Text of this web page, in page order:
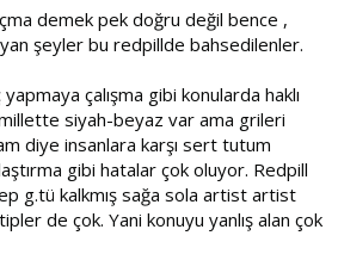
demek pek doğru değil bence ,
şeyler bu redpillde bahsedilenler.
çalışma gibi konularda haklı
siyah-beyaz var ama grileri
diye insanlara karşı sert tutum
gibi hatalar çok oluyor. Redpill
g.tü kalkmış sağa sola artist artist
de çok. Yani konuyu yanlış alan çok